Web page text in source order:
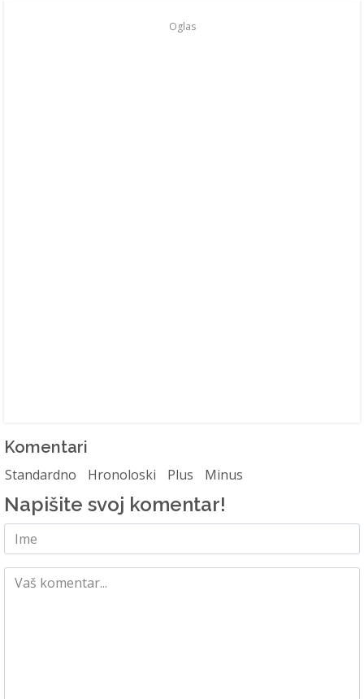
Oglas
Komentari
Standardno Hronoloski Plus Minus
Napišite svoj komentar!